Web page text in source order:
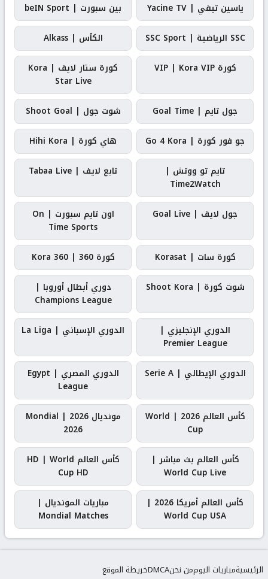
ياسين تيفي | Yacine TV
بين سبورت | beIN Sport
SSC الرياضية | SSC Sport
الكأس | Alkass
كورة VIP | Kora VIP
كورة ستار لايف | Kora
Star Live
جول تايم | Goal Time
شوت جول | Shoot Goal
جو فور كورة | Go 4 Kora
هاي كورة | Hihi Kora
تايم تو ووتش |
Time2Watch
تابع لايف | Tabaa Live
جول لايف | Goal Live
اون تايم سبورت | On
Time Sports
كورة سات | Korasat
كورة 360 | Kora 360
شوت كورة | Shoot Kora
دوري أبطال أوروبا |
Champions League
الدوري الإنجليزي |
Premier League
الدوري الإسباني | La Liga
الدوري الإيطالي | Serie A
الدوري المصري | Egypt
League
كأس العالم 2026 | World
Cup
مونديال 2026 | Mondial
2026
كأس العالم بث مباشر |
World Cup Live
كأس العالم HD | World
Cup HD
كأس العالم أمريكا 2026 |
World Cup USA
مباريات المونديال |
Mondial Matches
الرئيسيةمباريات اليوممن نحنDMCAخريطة الموقع